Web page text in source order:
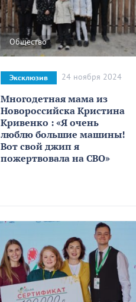
Общество
Многодетная мама из
Новороссийска Кристина
Кривенко : «Я очень
люблю большие машины!
Вот свой джип я
пожертвовала на СВО»
Эксклюзив 24 ноября 2024